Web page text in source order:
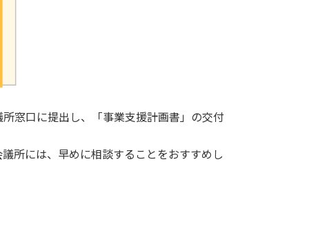
窓口に提出し、「事業支援計画書」の交付
所には、早めに相談することをおすすめし